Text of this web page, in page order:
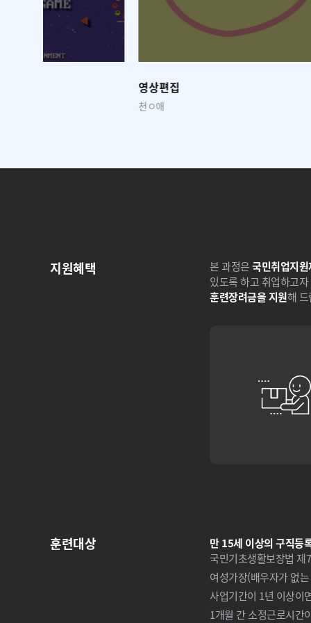
지원혜택 본 과정은국민취업지
있도록 하고 취업하고
훈련장려금을 지원해
훈련대상
만 15세 이상의 구직등
국민기초생활보장법 제
여성가장(배우자가 없
사업기간이 1년 이상이
1개월 간 소정근로시간